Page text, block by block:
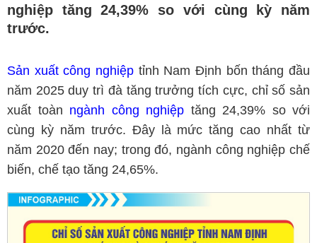
nghiệp tăng 24,39% so với cùng kỳ năm
trước.
Sản xuất công nghiệp tỉnh Nam Định bốn tháng đầu
năm 2025 duy trì đà tăng trưởng tích cực, chỉ số sản
xuất toàn ngành công nghiệp tăng 24,39% so với
cùng kỳ năm trước. Đây là mức tăng cao nhất từ
năm 2020 đến nay; trong đó, ngành công nghiệp chế
biến, chế tạo tăng 24,65%.